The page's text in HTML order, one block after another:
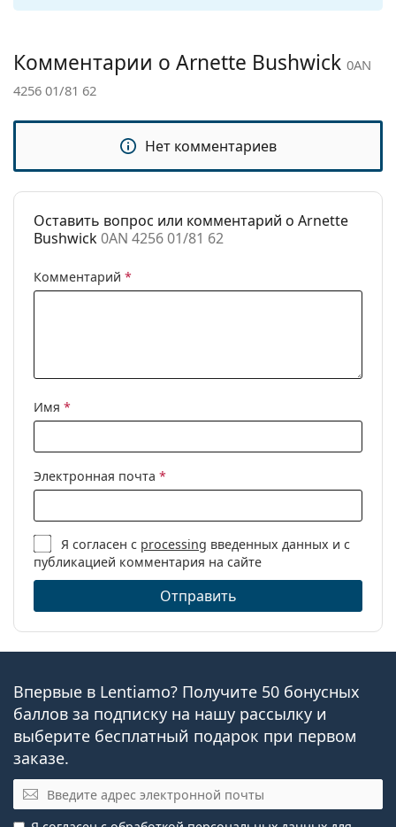
Другое
Категория:
Солнцезащитные очки
Бренд:
Код:
0AN 4256 01/81 62
Комментарии о Arnette Bushwick 0AN
4256 01/81 62
Нет комментариев
Оставить вопрос или комментарий о Arnette
Bushwick0AN 4256 01/81 62
Комментарий *
Имя *
Электронная почта *
Я согласен с processing введенных данных и с
публикацией комментария на сайте
Отправить
Впервые в Lentiamo? Получите 50 бонусных
баллов за подписку на нашу рассылку и
выберите бесплатный подарок при первом
заказе.
Эл. почта